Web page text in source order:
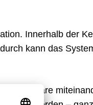
Innerhalb der
kann das
Software